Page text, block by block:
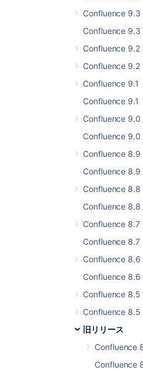
Confluence 9.3
Confluence 9.3
Confluence 9.2
Confluence 9.2
Confluence 9.1
Confluence 9.1
Confluence 9.0
Confluence 9.0
Confluence 8.9
Confluence 8.9
Confluence 8.8
Confluence 8.8
Confluence 8.7
Confluence 8.7
Confluence 8.6
Confluence 8.6
Confluence 8.5
Confluence 8.5
旧リリース
Confluence
Confluence